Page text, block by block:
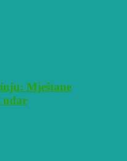
Mještane
udar